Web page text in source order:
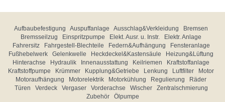
Aufbaubefestigung Auspuffanlage Ausschlag&Verkleidung
Bremsen
Bremsseilzug
Einspritzpumpe Elekt. Ausr. u. Instr.
Elektr. Anlage
Fahrersitz
Fahrgestell-Blechteile Federn&Aufhängung
Fensteranlage
Fußhebelwerk
Gelenkwelle Heckdeckel&Kastensäule
Heizung&Lüftung
Hinterachse
Hydraulik Innenausstattung Keilriemen
Kraftstoffanlage
Kraftstoffpumpe
Krümmer Kupplung&Getriebe Lenkung Luftfilter
Motor
Motoraufhängung
Motorelektrik Motorkühlung Regulierung
Räder
Türen
Verdeck Vergaser Vorderachse Wischer
Zentralschmierung
Zubehör
Ölpumpe